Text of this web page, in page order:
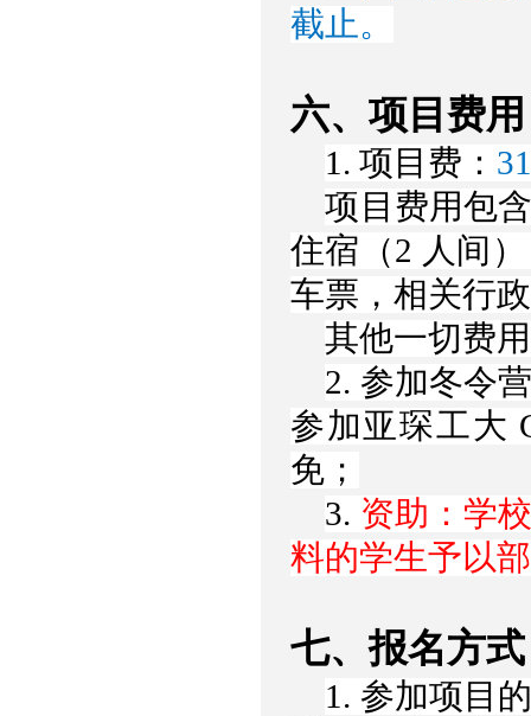
截止。
六、项目费用
1. 项目费：
项目费用包
住宿（2 人间
车票，相关行
其他一切费
2. 参加冬令
参加亚琛工大
免；
3. 资助：学
料的学生予以
七、报名方式
1. 参加项目